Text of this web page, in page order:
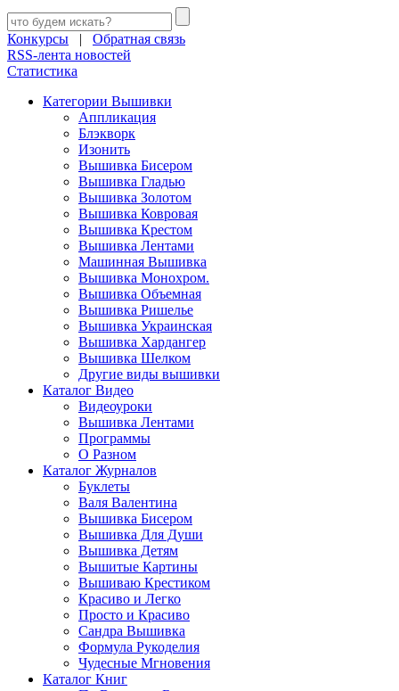
Конкурсы | Обратная связь
RSS-лента новостей
Статистика
Категории Вышивки
Аппликация
Блэкворк
Изонить
Вышивка Бисером
Вышивка Гладью
Вышивка Золотом
Вышивка Ковровая
Вышивка Крестом
Вышивка Лентами
Машинная Вышивка
Вышивка Монохром.
Вышивка Объемная
Вышивка Ришелье
Вышивка Украинская
Вышивка Хардангер
Вышивка Шелком
Другие виды вышивки
Каталог Видео
Видеоуроки
Вышивка Лентами
Программы
О Разном
Каталог Журналов
Буклеты
Валя Валентина
Вышивка Бисером
Вышивка Для Души
Вышивка Детям
Вышитые Картины
Вышиваю Крестиком
Красиво и Легко
Просто и Красиво
Сандра Вышивка
Формула Рукоделия
Чудесные Мгновения
Каталог Книг